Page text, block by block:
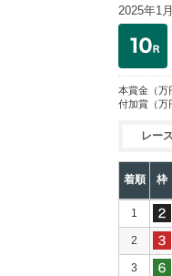
2025年1
本賞金 （万
付加賞 （万
レー
着順 枠
1
2
3